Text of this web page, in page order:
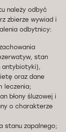
należy odbyć
zbierze wywiad i
odbytnicy:
stan
antybiotyki),
oraz dane
leczenia;
błony śluzowej i
o charakterze
stanu zapalnego;